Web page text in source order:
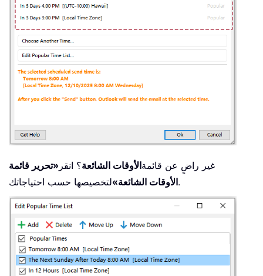
غير راضٍ عن قائمةالأوقات الشائعة؟ انقر «تحرير قائمة
الأوقات الشائعة»لتخصيصها حسب احتياجاتك.